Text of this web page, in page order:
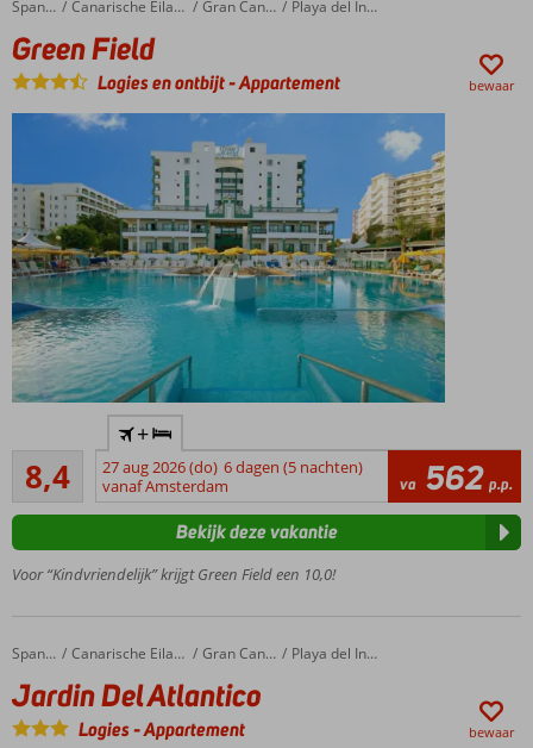
in de
prachtige
tuin
Ontbijt
ook
Home Spanje Canarische Eilanden Gran Canaria Playa del Ingles
Green Field
Green Field
Logies en ontbijt-Appartement bewaar
Playa
del
Inglés
zwembad
(verwarmd
in de
Moderne
appartementen
en ruime
studio's
8,4
Zeer goed
39
beoordelingen
+
27 aug 2026 (do) 6 dagen (5 nachten)
vanaf Amsterdam
va 562 p.p.
Voor “Kindvriendelijk” krijgt Green Field een 10,0!
Bekijk deze vakantie
Home Spanje Canarische Eilanden Gran Canaria Playa del Ingles
Jardin Del Atlantico
Jardin Del Atlantico
Logies-Appartement bewaar